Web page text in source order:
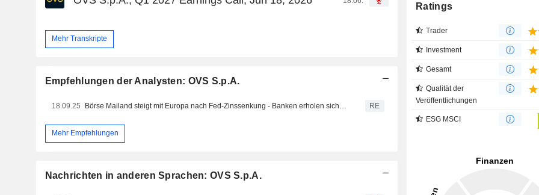
Mehr Transkripte
Empfehlungen der Analysten: OVS S.p.A.
18.09.25 RE
Mehr Empfehlungen
Nachrichten in anderen Sprachen: OVS S.p.A.
Ratings
Trader
Investment
Gesamt
Qualität der
Veröffentlichungen
ESG MSCI